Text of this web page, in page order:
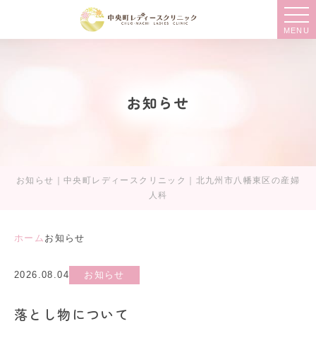
MENU
お知らせ
お知らせ｜中央町レディースクリニック｜北九州市八幡東区の産婦
人科
ホーム お知らせ
2026.08.04 お知らせ
落とし物について